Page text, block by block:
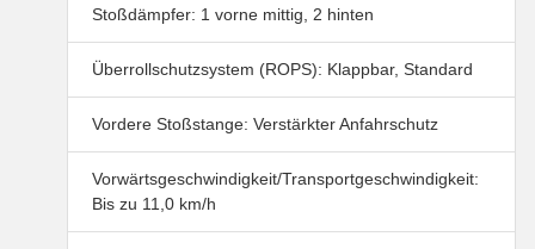
Stoßdämpfer: 1 vorne mittig, 2 hinten
Überrollschutzsystem (ROPS): Klappbar, Standard
Vordere Stoßstange: Verstärkter Anfahrschutz
Vorwärtsgeschwindigkeit/Transportgeschwindigkeit:
Bis zu 11,0 km/h